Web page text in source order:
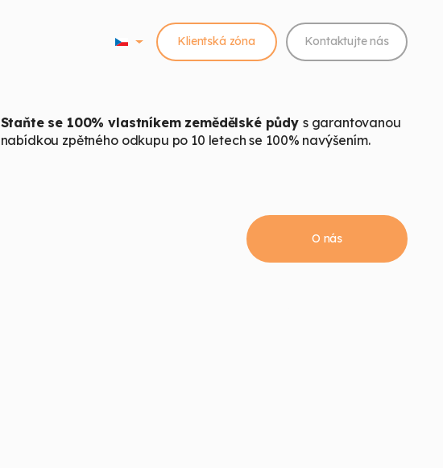
Klientská zóna Kontaktujte nás
Staňte se 100% vlastníkem zemědělské půdy s garantovanou
nabídkou zpětného odkupu po 10 letech se 100% navýšením.
O nás